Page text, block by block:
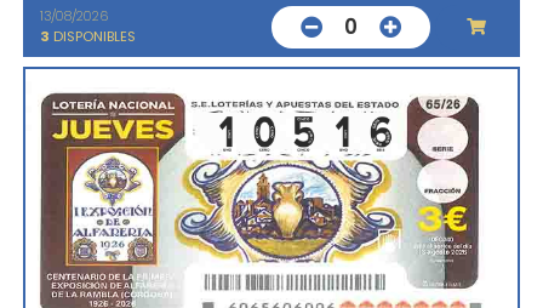
13/08/2026
3 DISPONIBLES 0